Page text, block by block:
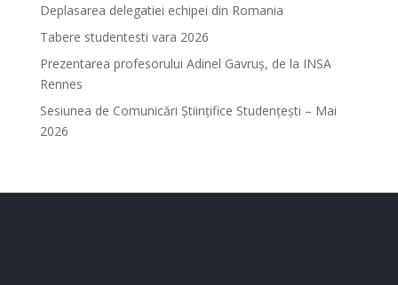
Deplasarea delegatiei echipei din Romania
Tabere studentesti vara 2026
Prezentarea profesorului Adinel Gavruș, de la INSA
Rennes
Sesiunea de Comunicări Științifice Studențești – Mai
2026